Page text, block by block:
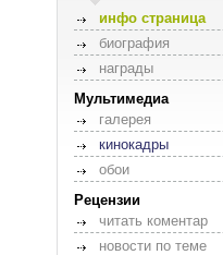
инфо страница
биография
награды
Мультимедиа
галерея
кинокадры
обои
Рецензии
читать коментар
новости по теме